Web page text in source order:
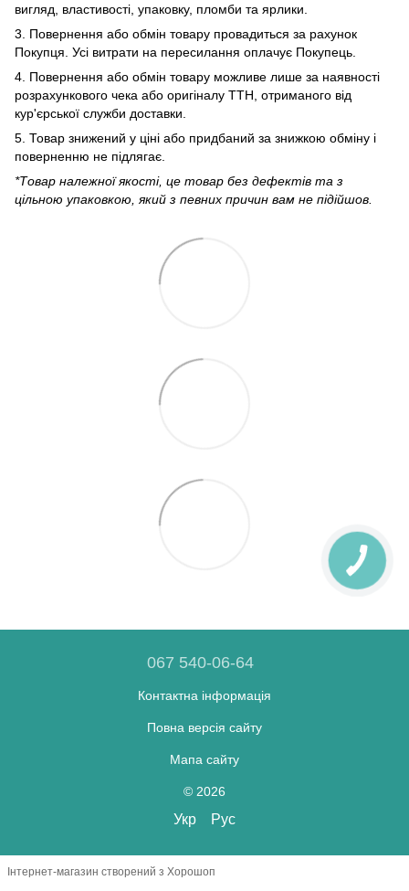
вигляд, властивості, упаковку, пломби та ярлики.
3. Повернення або обмін товару провадиться за рахунок
Покупця. Усі витрати на пересилання оплачує Покупець.
4. Повернення або обмін товару можливе лише за наявності
розрахункового чека або оригіналу ТТН, отриманого від
кур'єрської служби доставки.
5. Товар знижений у ціні або придбаний за знижкою обміну і
поверненню не підлягає.
*Товар належної якості, це товар без дефектів та з
цільною упаковкою, який з певних причин вам не підійшов.
067 540-06-64
Контактна інформація
Повна версія сайту
Мапа сайту
© 2026
Укр Рус
Інтернет-магазин створений з Хорошоп